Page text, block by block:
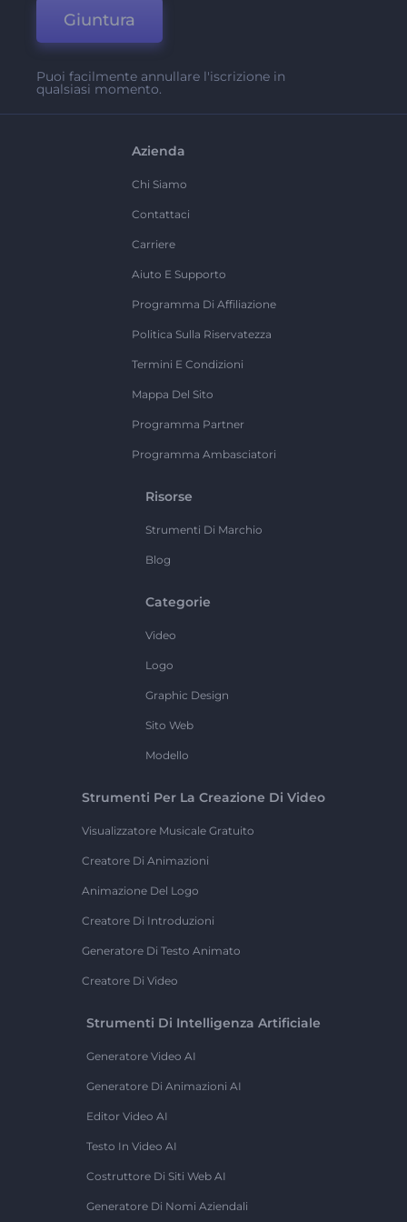
Giuntura
Puoi facilmente annullare l'iscrizione in
qualsiasi momento.
Azienda
Chi Siamo
Contattaci
Carriere
Aiuto E Supporto
Programma Di Affiliazione
Politica Sulla Riservatezza
Termini E Condizioni
Mappa Del Sito
Programma Partner
Programma Ambasciatori
Risorse
Strumenti Di Marchio
Blog
Categorie
Video
Logo
Graphic Design
Sito Web
Modello
Strumenti Per La Creazione Di Video
Visualizzatore Musicale Gratuito
Creatore Di Animazioni
Animazione Del Logo
Creatore Di Introduzioni
Generatore Di Testo Animato
Creatore Di Video
Strumenti Di Intelligenza Artificiale
Generatore Video AI
Generatore Di Animazioni AI
Editor Video AI
Testo In Video AI
Costruttore Di Siti Web AI
Generatore Di Nomi Aziendali